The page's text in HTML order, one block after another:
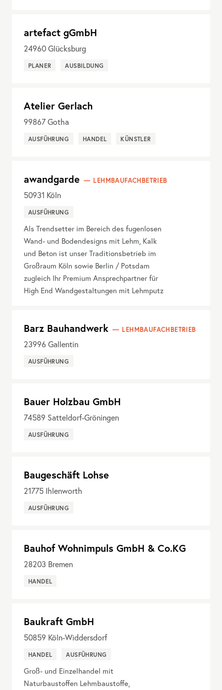
artefact gGmbH
24960 Glücksburg
PLANER AUSBILDUNG
Atelier Gerlach
99867 Gotha
AUSFÜHRUNG HANDEL KÜNSTLER
awandgarde LEHMBAUFACHBETRIEB
50931 Köln
AUSFÜHRUNG
Als Trendsetter im Bereich des fugenlosen
Wand- und Bodendesigns mit Lehm, Kalk
und Beton ist unser Traditionsbetrieb im
Großraum Köln sowie Berlin / Potsdam
zugleich Ihr Premium Ansprechpartner für
High End Wandgestaltungen mit Lehmputz
Barz Bauhandwerk LEHMBAUFACHBETRIEB
23996 Gallentin
AUSFÜHRUNG
Bauer Holzbau GmbH
74589 Satteldorf-Gröningen
AUSFÜHRUNG
Baugeschäft Lohse
21775 Ihlenworth
AUSFÜHRUNG
Bauhof Wohnimpuls GmbH & Co.KG
28203 Bremen
HANDEL
Baukraft GmbH
50859 Köln-Widdersdorf
HANDEL AUSFÜHRUNG
Groß- und Einzelhandel mit
Naturbaustoffen Lehmbaustoffe,